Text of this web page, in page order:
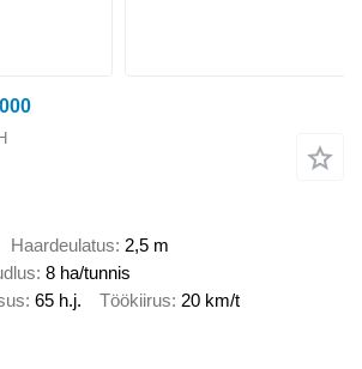
Haardeulatus 2,5 m
8 ha/tunnis
65 h.j. Töökiirus 20 km/t